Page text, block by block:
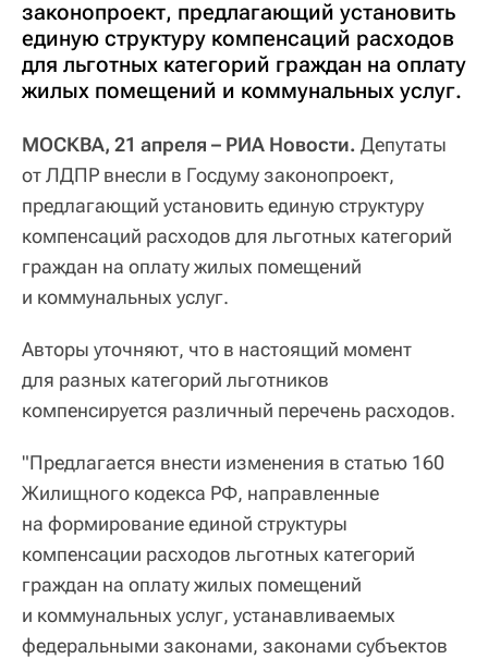
законопроект, предлагающий установить
единую структуру компенсаций расходов
для льготных категорий граждан на оплату
жилых помещений и коммунальных услуг.
МОСКВА, 21 апреля – РИА Новости. Депутаты
от ЛДПР внесли в Госдуму законопроект,
предлагающий установить единую структуру
компенсаций расходов для льготных категорий
граждан на оплату жилых помещений
и коммунальных услуг.
Авторы уточняют, что в настоящий момент
для разных категорий льготников
компенсируется различный перечень расходов.
"Предлагается внести изменения в статью 160
Жилищного кодекса РФ, направленные
на формирование единой структуры
компенсации расходов льготных категорий
граждан на оплату жилых помещений
и коммунальных услуг, устанавливаемых
федеральными законами, законами субъектов